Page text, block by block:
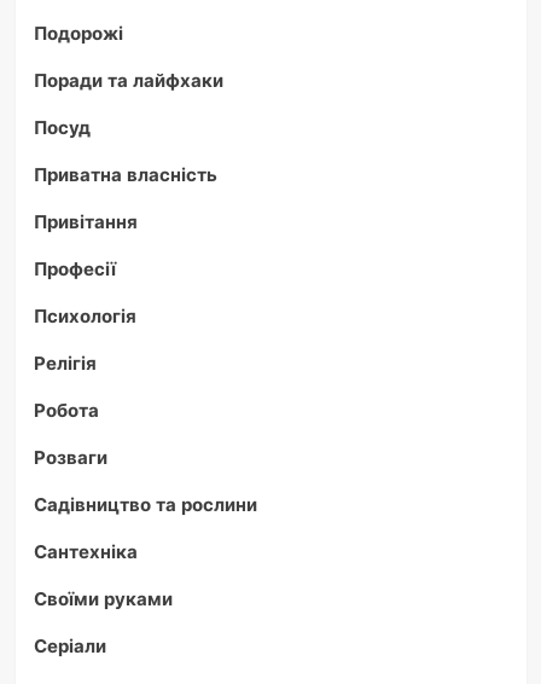
Подорожі
Поради та лайфхаки
Посуд
Приватна власність
Привітання
Професії
Психологія
Релігія
Робота
Розваги
Садівництво та рослини
Сантехніка
Своїми руками
Серіали